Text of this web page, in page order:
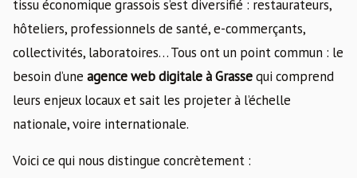
tissu économique grassois s’est diversifié : restaurateurs,
hôteliers, professionnels de santé, e-commerçants,
collectivités, laboratoires… Tous ont un point commun : le
besoin d’une agence web digitale à Grassequi comprend
leurs enjeux locaux et sait les projeter à l’échelle
nationale, voire internationale.
Voici ce qui nous distingue concrètement :